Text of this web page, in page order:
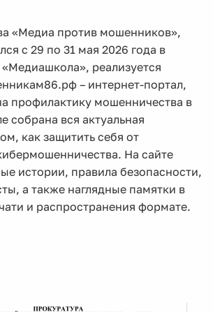
«Медиа против мошенников»,
с 29 по 31 мая 2026 года в
реализуется
– интернет-портал,
профилактику мошенничества в
собрана вся актуальная
как защитить себя от
На сайте
истории, правила безопасности,
а также наглядные памятки в
и распространения формате.